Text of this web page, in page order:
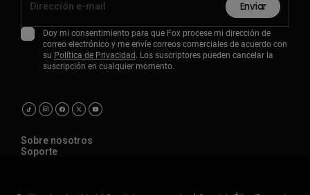
Enviar
Doy mi consentimiento para que Fox procese mi dirección de
correo electrónico y me envíe correos comerciales de acuerdo con
su Política de Privacidad. Los suscriptores pueden cancelar la
suscripción en cualquier momento.
Sobre nosotros
Soporte